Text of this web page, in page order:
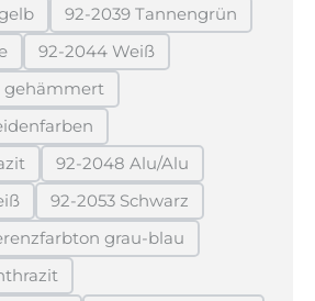
Option ist zurzeit nicht verfügbar.)
92-2039 Tannengrün
(Diese Option ist
ist zurzeit nicht verfügbar.)
92-2044 Weiß
(Diese Option ist zurzeit nicht
gehämmert
Option ist zurzeit nicht verfügbar.)
Option ist zurzeit nicht verfügbar.)
ist zurzeit nicht verfügbar.)
92-2048 Alu/Alu
(Diese Option ist zurzeit
ist zurzeit nicht verfügbar.)
92-2053 Schwarz
(Diese Option ist zurzeit
grau-blau
(Diese Option ist zurzeit nicht
Option ist zurzeit nicht verfügbar.)